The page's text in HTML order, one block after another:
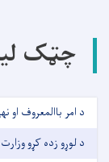
چټک
د امر باالمعروف او
د لوړو زده کړو وزارت